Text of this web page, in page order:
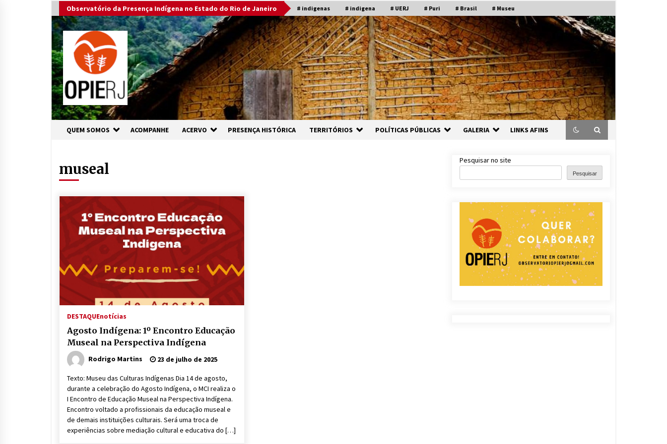
to
content
Observatório da Presença Indígena no Estado do Rio de Janeiro # indigenas # indigena # UERJ # Puri # Brasil # Museu
QUEM SOMOS ACOMPANHE ACERVO PRESENÇA HISTÓRICA TERRITÓRIOS POLÍTICAS PÚBLICAS GALERIA LINKS AFINS
museal
DESTAQUEnotícias
Agosto Indígena: 1º Encontro Educação
Museal na Perspectiva Indígena
Rodrigo Martins 23 de julho de 2025
Texto: Museu das Culturas Indígenas Dia 14 de agosto,
durante a celebração do Agosto Indígena, o MCI realiza o
I Encontro de Educação Museal na Perspectiva Indígena.
Encontro voltado a profissionais da educação museal e
de demais instituições culturais. Será uma troca de
experiências sobre mediação cultural e educativa do […]
Pesquisar no site
Pesquisar